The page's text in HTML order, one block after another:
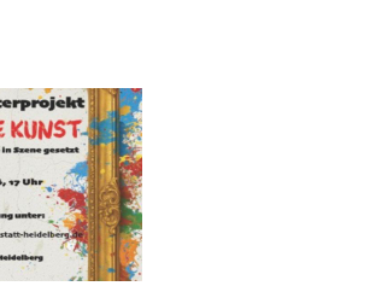
Parkmöglichkeiten findest Du hier: